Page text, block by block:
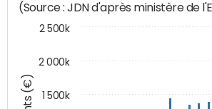
(Source : JDN d'après ministère de
1 500k
2 000k
2 500k